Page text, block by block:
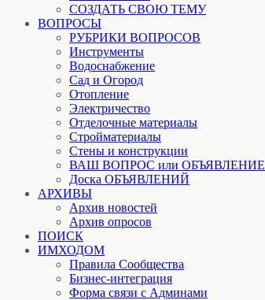
СОЗДАТЬ СВОЮ ТЕМУ
ВОПРОСЫ
РУБРИКИ ВОПРОСОВ
Инструменты
Водоснабжение
Сад и Огород
Отопление
Электричество
Отделочные материалы
Стройматериалы
Стены и конструкции
ВАШ ВОПРОС или ОБЪЯВЛЕНИЕ
Доска ОБЪЯВЛЕНИЙ
АРХИВЫ
Архив новостей
Архив опросов
ПОИСК
ИМХОДОМ
Правила Сообщества
Бизнес-интеграция
Форма связи с Админами